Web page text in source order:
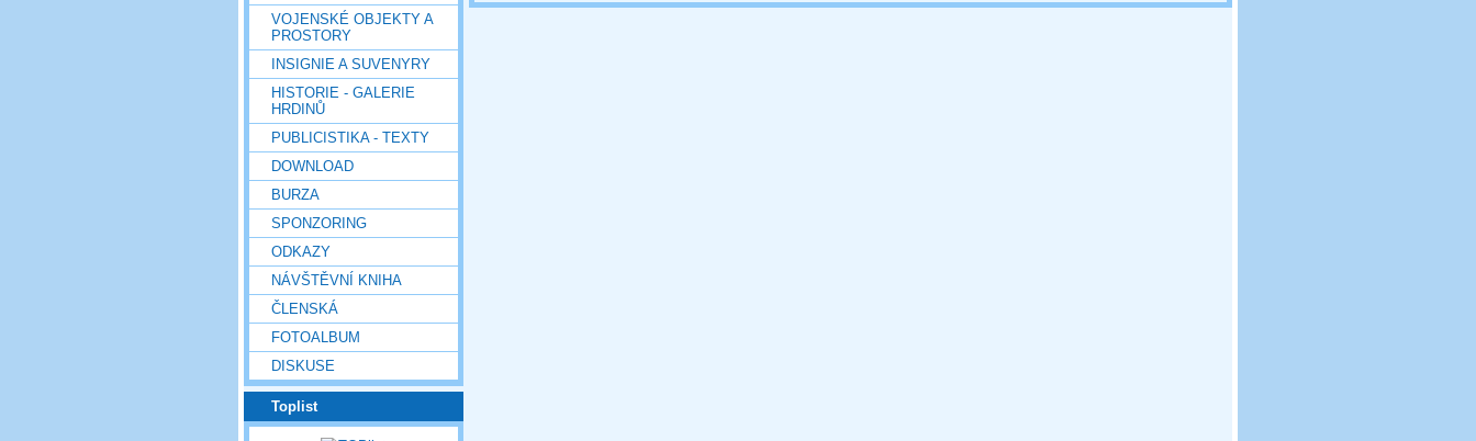
VOJENSKÉ OBJEKTY A
PROSTORY
INSIGNIE A SUVENYRY
HISTORIE - GALERIE
HRDINŮ
PUBLICISTIKA - TEXTY
DOWNLOAD
BURZA
SPONZORING
ODKAZY
NÁVŠTĚVNÍ KNIHA
ČLENSKÁ
FOTOALBUM
DISKUSE
Toplist